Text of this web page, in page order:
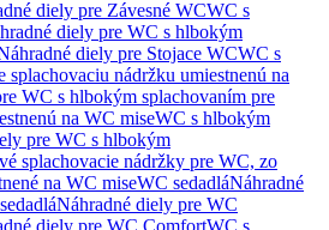
diely pre Závesné WCWC s
diely pre WC s hlbokým
diely pre Stojace WCWC s
nádržku umiestnenú na
WC s hlbokým splachovaním pre
na WC miseWC s hlbokým
pre WC s hlbokým
splachovacie nádržky pre WC, zo
na WC miseWC sedadláNáhradné
Náhradné diely pre WC
diely pre WC ComfortWC s